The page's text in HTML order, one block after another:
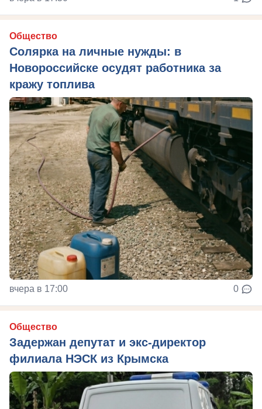
Общество
Солярка на личные нужды: в
Новороссийске осудят работника за
кражу топлива
вчера в 17:00 0
Общество
Задержан депутат и экс-директор
филиала НЭСК из Крымска